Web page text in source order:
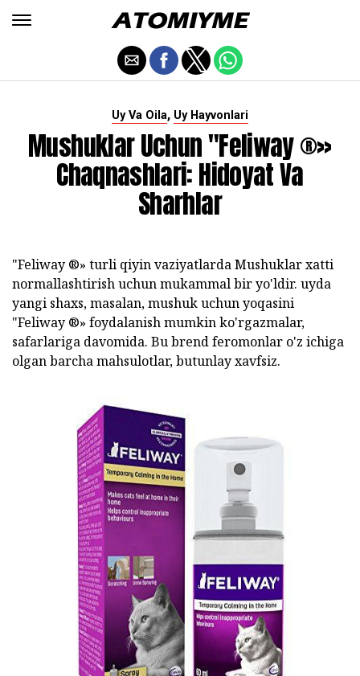
Uy Va Oila, Uy Hayvonlari
Mushuklar Uchun "Feliway ®»
Chaqnashlari: Hidoyat Va
Sharhlar
"Feliway ®» turli qiyin vaziyatlarda Mushuklar xatti
normallashtirish uchun mukammal bir yo'ldir. uyda
yangi shaxs, masalan, mushuk uchun yoqasini
"Feliway ®» foydalanish mumkin ko'rgazmalar,
safarlariga davomida. Bu brend feromonlar o'z ichiga
olgan barcha mahsulotlar, butunlay xavfsiz.